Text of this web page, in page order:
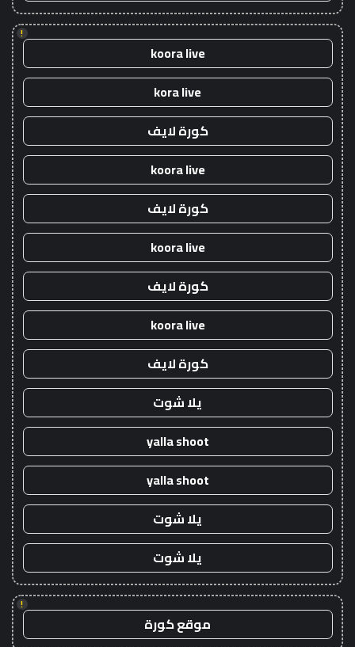
!
koora live
kora live
كورة لايف
koora live
كورة لايف
koora live
كورة لايف
koora live
كورة لايف
يلا شوت
yalla shoot
yalla shoot
يلا شوت
يلا شوت
!
موقع كورة